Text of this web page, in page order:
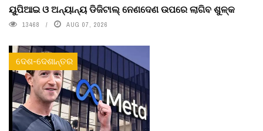
ୟୁପିଆଇ ଓ ଅନ୍ୟାନ୍ୟ ଡିଜିଟାଲ୍ ନେଣଦେଣ ଉପରେ ଲାଗିବ ଶୁଳ୍କ
13468 AUG 07, 2026
ଦେଶ-ଦେଶାନ୍ତର